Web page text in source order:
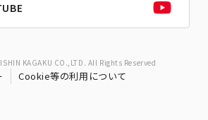
KAGAKU CO.,LTD. All Rights Reserved
Cookie等の利用について